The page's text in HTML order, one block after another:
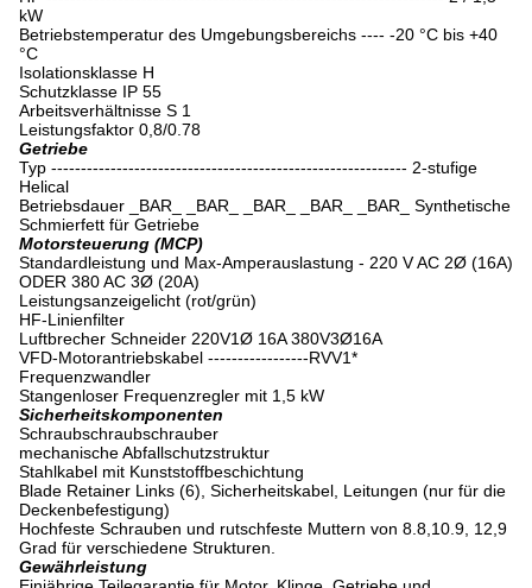
kW
Betriebstemperatur des Umgebungsbereichs ---- -20 °C bis +40
°C
Isolationsklasse H
Schutzklasse IP 55
Arbeitsverhältnisse S 1
Leistungsfaktor 0,8/0.78
Getriebe
Typ ------------------------------------------------------------ 2-stufige
Helical
Betriebsdauer _BAR_ _BAR_ _BAR_ _BAR_ _BAR_ Synthetische
Schmierfett für Getriebe
Motorsteuerung (MCP)
Standardleistung und Max-Amperauslastung - 220 V AC 2Ø (16A)
ODER 380 AC 3Ø (20A)
Leistungsanzeigelicht (rot/grün)
HF-Linienfilter
Luftbrecher Schneider 220V1Ø 16A 380V3Ø16A
VFD-Motorantriebskabel -----------------RVV1*
Frequenzwandler
Stangenloser Frequenzregler mit 1,5 kW
Sicherheitskomponenten
Schraubschraubschrauber
mechanische Abfallschutzstruktur
Stahlkabel mit Kunststoffbeschichtung
Blade Retainer Links (6), Sicherheitskabel, Leitungen (nur für die
Deckenbefestigung)
Hochfeste Schrauben und rutschfeste Muttern von 8.8,10.9, 12,9
Grad für verschiedene Strukturen.
Gewährleistung